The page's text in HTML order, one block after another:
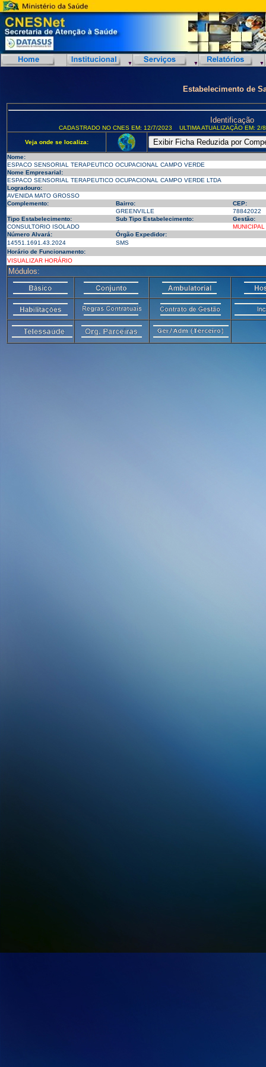
Estabelecimento de
Identificação
CADASTRADO NO CNES EM: 12/7/2023 ULTIMA ATUALIZAÇÃO EM:
Veja onde se localiza:
Nome:
ESPACO SENSORIAL TERAPEUTICO OCUPACIONAL CAMPO VERDE
Nome Empresarial:
ESPACO SENSORIAL TERAPEUTICO OCUPACIONAL CAMPO VERDE LTDA
Logradouro:
AVENIDA MATO GROSSO
Complemento:
Bairro:
CEP:
GREENVILLE
78842022
Tipo Estabelecimento:
Sub Tipo Estabelecimento:
Gestão:
CONSULTORIO ISOLADO
MUNICIPAL
Número Alvará:
Órgão Expedidor:
14551.1691.43.2024
SMS
Horário de Funcionamento:
VISUALIZAR HORÁRIO
Módulos: